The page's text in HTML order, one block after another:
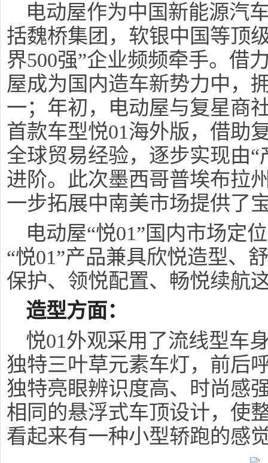
电动屋作为中国新能源汽
括魏桥集团，软银中国等顶
界500强”企业频频牵手。借
屋成为国内造车新势力中，
一；年初，电动屋与复星商
首款车型悦01海外版，借助
全球贸易经验，逐步实现由“
进阶。此次墨西哥普埃布拉
一步拓展中南美市场提供了
电动屋“悦01”国内市场定
“悦01”产品兼具欣悦造型、
保护、领悦配置、畅悦续航
造型方面：
悦01外观采用了流线型车
独特三叶草元素车灯，前后
独特亮眼辨识度高、时尚感
相同的悬浮式车顶设计，使
看起来有一种小型轿跑的感